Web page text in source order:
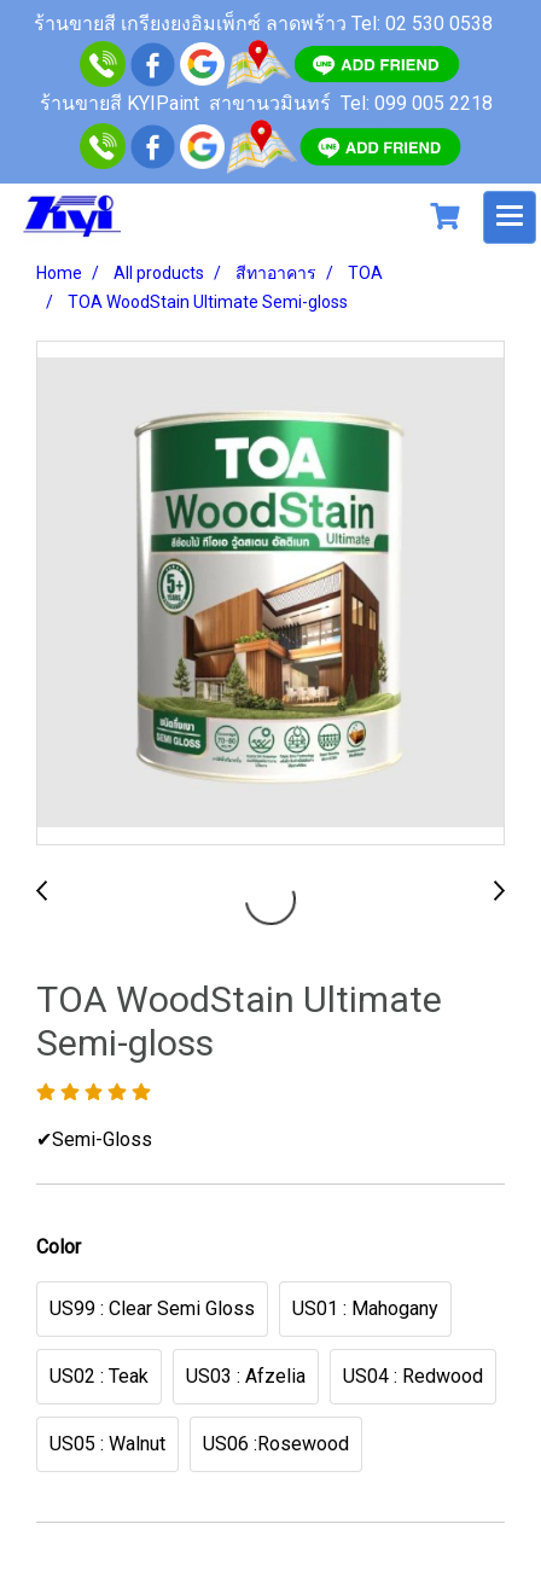
ร้านขายสี เกรียงยงอิมเพ็กซ์ ลาดพร้าว Tel: 02 530 0538
ร้านขายสี KYIPaint สาขานวมินทร์ Tel: 099 005 2218
Home All products สีทาอาคาร
TOA
TOA WoodStain Ultimate Semi-gloss
TOA WoodStain Ultimate
Semi-gloss
✔Semi-Gloss
Color
US99 : Clear Semi Gloss US01 : Mahogany
US02 : Teak US03 : Afzelia US04 : Redwood
US05 : Walnut US06 :Rosewood